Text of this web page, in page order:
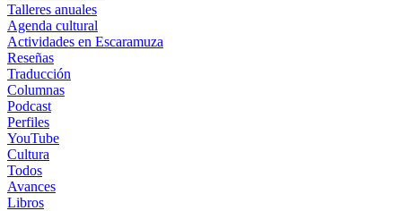
Talleres anuales
Agenda cultural
Actividades en Escaramuza
Reseñas
Traducción
Columnas
Podcast
Perfiles
YouTube
Cultura
Todos
Avances
Libros